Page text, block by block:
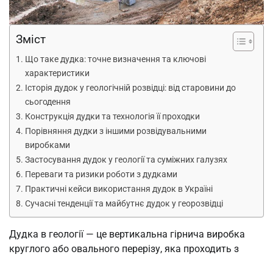
Зміст
Що таке дудка: точне визначення та ключові
характеристики
Історія дудок у геологічній розвідці: від старовини до
сьогодення
Конструкція дудки та технологія її проходки
Порівняння дудки з іншими розвідувальними
виробками
Застосування дудок у геології та суміжних галузях
Переваги та ризики роботи з дудками
Практичні кейси використання дудок в Україні
Сучасні тенденції та майбутнє дудок у георозвідці
Дудка в геології — це вертикальна гірнича виробка
круглого або овального перерізу, яка проходить з